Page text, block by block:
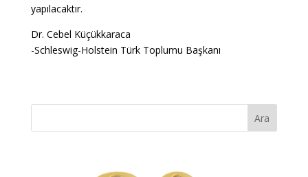
yapılacaktır.
Dr. Cebel Küçükkaraca
-Schleswig-Holstein Türk Toplumu Başkanı
Ara